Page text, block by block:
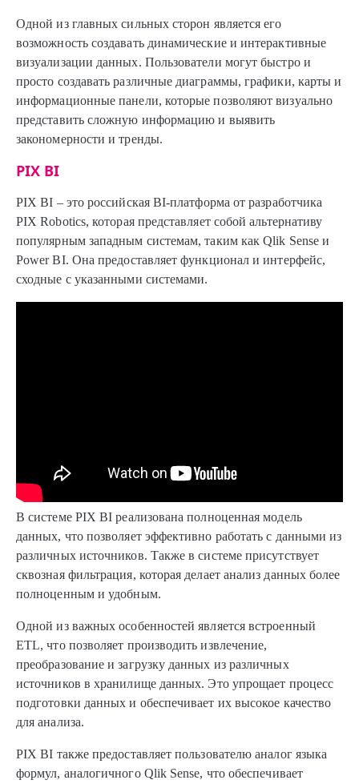
Одной из главных сильных сторон является его
возможность создавать динамические и интерактивные
визуализации данных. Пользователи могут быстро и
просто создавать различные диаграммы, графики, карты и
информационные панели, которые позволяют визуально
представить сложную информацию и выявить
закономерности и тренды.
PIX BI
PIX BI – это российская BI-платформа от разработчика
PIX Robotics, которая представляет собой альтернативу
популярным западным системам, таким как Qlik Sense и
Power BI. Она предоставляет функционал и интерфейс,
сходные с указанными системами.
В системе PIX BI реализована полноценная модель
данных, что позволяет эффективно работать с данными из
различных источников. Также в системе присутствует
сквозная фильтрация, которая делает анализ данных более
полноценным и удобным.
Одной из важных особенностей является встроенный
ETL, что позволяет производить извлечение,
преобразование и загрузку данных из различных
источников в хранилище данных. Это упрощает процесс
подготовки данных и обеспечивает их высокое качество
для анализа.
PIX BI также предоставляет пользователю аналог языка
формул, аналогичного Qlik Sense, что обеспечивает